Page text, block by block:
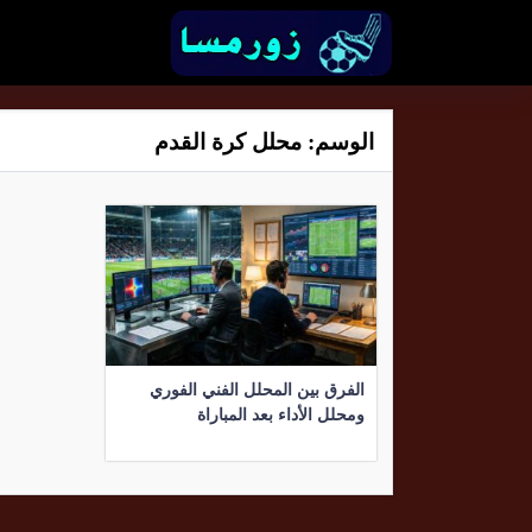
الوسم: محلل كرة القدم
الفرق بين المحلل الفني الفوري
ومحلل الأداء بعد المباراة